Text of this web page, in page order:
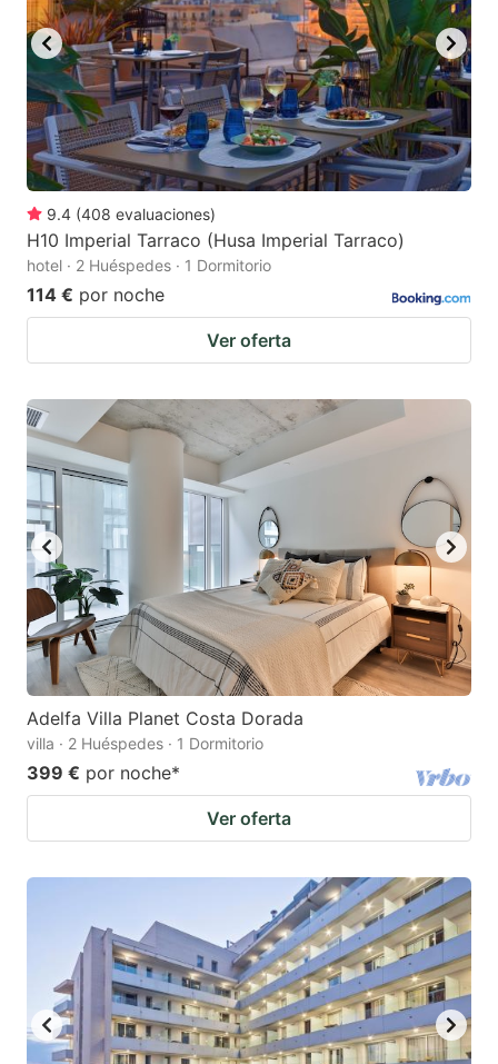
9.4 (408 evaluaciones)
H10 Imperial Tarraco (Husa Imperial Tarraco)
hotel · 2 Huéspedes · 1 Dormitorio
114 € por noche
Ver oferta
Adelfa Villa Planet Costa Dorada
villa · 2 Huéspedes · 1 Dormitorio
399 € por noche*
Ver oferta